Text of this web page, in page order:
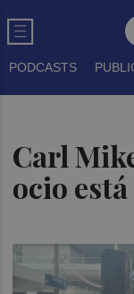
PODCASTS
Carl
ocio